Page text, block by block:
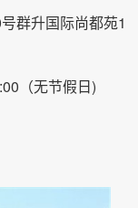
群升国际尚都苑1
（无节假日)